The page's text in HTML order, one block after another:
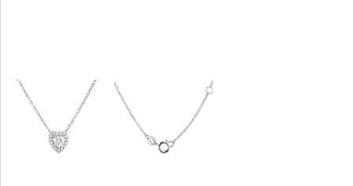
Pristatymas
Apmokėjimas